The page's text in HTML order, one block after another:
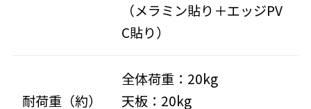
（メラミン貼り＋エッジPV
C貼り）
耐荷重（約）
全体荷重：20kg
天板：20kg